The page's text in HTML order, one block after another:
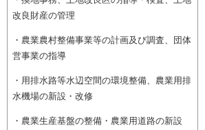
改良財産の管理
・農業農村整備事業等の計画及び調査、団体
営事業の指導
・用排水路等水辺空間の環境整備、農業用排
水機場の新設・改修
・農業生産基盤の整備・農業用道路の新設